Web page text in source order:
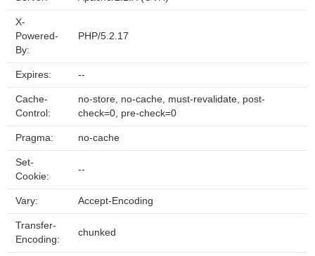
X-
Powered-
By:
PHP/5.2.17
Expires: --
Cache-
Control:
no-store, no-cache, must-revalidate, post-
check=0, pre-check=0
Pragma: no-cache
Set-
Cookie:
--
Vary: Accept-Encoding
Transfer-
Encoding:
chunked